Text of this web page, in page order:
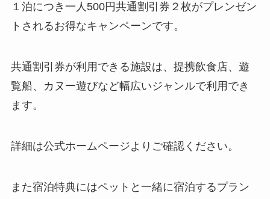
１泊につき一人500円共通割引券２枚がプレンゼン
トされるお得なキャンペーンです。
共通割引券が利用できる施設は、提携飲食店、遊
覧船、カヌー遊びなど幅広いジャンルで利用でき
ます。
詳細は公式ホームページよりご確認ください。
また宿泊特典にはペットと一緒に宿泊するプラン